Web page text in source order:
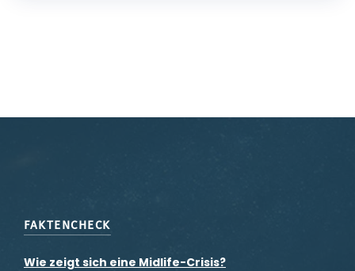
FAKTENCHECK
Wie zeigt sich eine Midlife-Crisis?